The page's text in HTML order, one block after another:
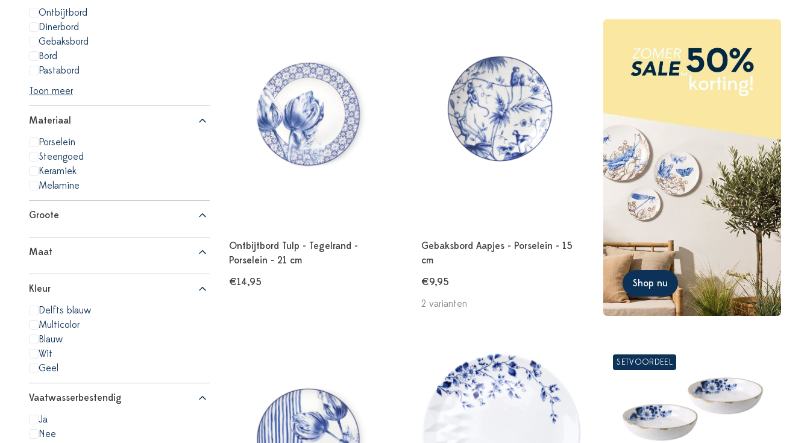
Ontbijtbord
Dinerbord
Gebaksbord
Bord
Pastabord
Toon meer
Materiaal
Porselein
Steengoed
Keramiek
Melamine
Groote
Maat
Kleur
Delfts blauw
Multicolor
Blauw
Wit
Geel
Vaatwasserbestendig
Ja
Nee
Ontbijtbord Tulp - Tegelrand -
Porselein - 21 cm
€14,95
Gebaksbord Aapjes - Porselein - 15
cm
€9,95
2 varianten
Shop nu
SETVOORDEEL